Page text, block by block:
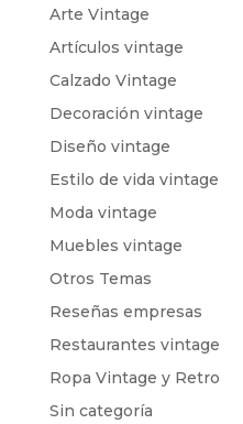
Arte Vintage
Artículos vintage
Calzado Vintage
Decoración vintage
Diseño vintage
Estilo de vida vintage
Moda vintage
Muebles vintage
Otros Temas
Reseñas empresas
Restaurantes vintage
Ropa Vintage y Retro
Sin categoría